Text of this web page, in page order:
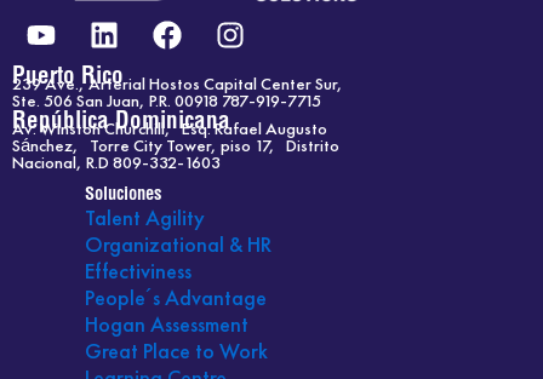
Y
o
u
t
u
b
L
i
n
k
e
d
i
n
F
a
c
e
b
o
k
I
n
s
t
a
m
Puerto Rico
239 Ave., Arterial Hostos Capital Center Sur,
Ste. 506 San Juan, P.R. 00918 787-919-7715
República Dominicana
Av. Winston Churchill, Esq. Rafael Augusto
Sánchez, Torre City Tower, piso 17, Distrito
Nacional, R.D 809-332-1603
Soluciones
Talent Agility
Organizational & HR
Effectiviness
People´s Advantage
Hogan Assessment
Great Place to Work